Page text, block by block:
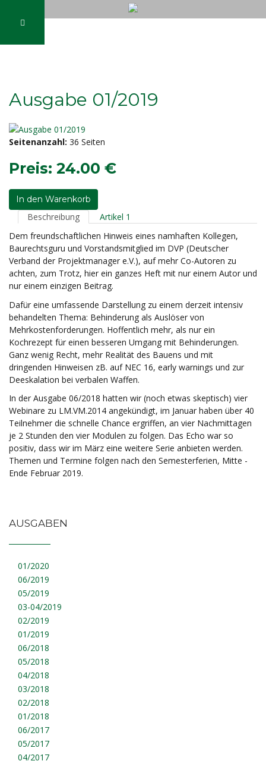
Ausgabe 01/2019
Seitenanzahl: 36 Seiten
Preis: 24.00 €
In den Warenkorb
Beschreibung
Artikel 1
Dem freundschaftlichen Hinweis eines namhaften Kollegen,
Baurechtsguru und Vorstandsmitglied im DVP (Deutscher
Verband der Projektmanager e.V.), auf mehr Co-Autoren zu
achten, zum Trotz, hier ein ganzes Heft mit nur einem Autor und
nur einem einzigen Beitrag.
Dafür eine umfassende Darstellung zu einem derzeit intensiv
behandelten Thema: Behinderung als Auslöser von
Mehrkostenforderungen. Hoffentlich mehr, als nur ein
Kochrezept für einen besseren Umgang mit Behinderungen.
Ganz wenig Recht, mehr Realität des Bauens und mit
dringenden Hinweisen zB. auf NEC 16, early warnings und zur
Deeskalation bei verbalen Waffen.
In der Ausgabe 06/2018 hatten wir (noch etwas skeptisch) vier
Webinare zu LM.VM.2014 angekündigt, im Januar haben über 40
Teilnehmer die schnelle Chance ergriffen, an vier Nachmittagen
je 2 Stunden den vier Modulen zu folgen. Das Echo war so
positiv, dass wir im März eine weitere Serie anbieten werden.
Themen und Termine folgen nach den Semesterferien, Mitte -
Ende Februar 2019.
AUSGABEN
01/2020
06/2019
05/2019
03-04/2019
02/2019
01/2019
06/2018
05/2018
04/2018
03/2018
02/2018
01/2018
06/2017
05/2017
04/2017